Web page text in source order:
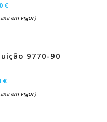
€
em vigor)
9770-90
€
em vigor)